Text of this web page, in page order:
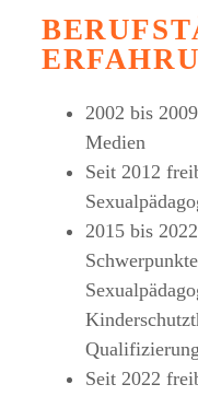
2002 bis
Medien
Seit 2012
2015 bis
Seit 2022